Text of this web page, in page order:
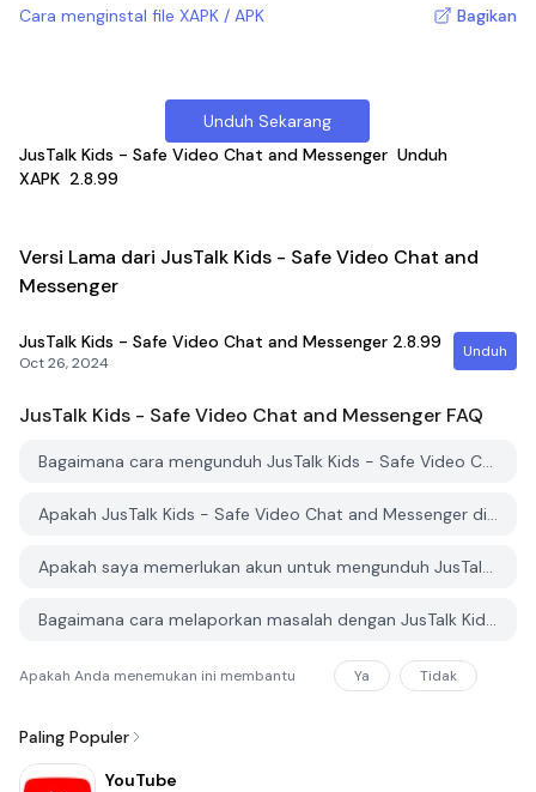
Cara menginstal file XAPK / APK Bagikan
Unduh Sekarang
JusTalk Kids - Safe Video Chat and Messenger Unduh
XAPK 2.8.99
Versi Lama dari JusTalk Kids - Safe Video Chat and
Messenger
JusTalk Kids - Safe Video Chat and Messenger 2.8.99
Oct 26, 2024
Unduh
JusTalk Kids - Safe Video Chat and Messenger FAQ
Bagaimana cara mengunduh JusTalk Kids - Safe Video Chat and Messenger dari PGYER APK HUB?
Apakah JusTalk Kids - Safe Video Chat and Messenger di PGYER APK HUB gratis untuk diunduh?
Apakah saya memerlukan akun untuk mengunduh JusTalk Kids - Safe Video Chat and Messenger dari PGYER APK HUB?
Bagaimana cara melaporkan masalah dengan JusTalk Kids - Safe Video Chat and Messenger di PGYER APK HUB?
Apakah Anda menemukan ini membantu Ya Tidak
Paling Populer
YouTube